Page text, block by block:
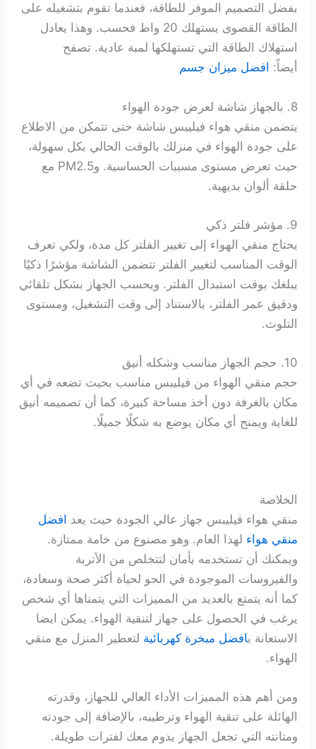
بفضل التصميم الموفر للطاقة، فعندما تقوم بتشغيله على
الطاقة القصوى يستهلك 20 واط فحسب. وهذا يعادل
استهلاك الطاقة التي تستهلكها لمبة عادية. تصفح
أيضاً: افضل ميزان جسم
8. بالجهاز شاشة لعرض جودة الهواء
يتضمن منقي هواء فيليبس شاشة حتى تتمكن من الاطلاع
على جودة الهواء في منزلك بالوقت الحالي بكل سهولة،
حيث تعرض مستوى مسببات الحساسية. وPM2.5 مع
حلقة ألوان بديهية.
9. مؤشر فلتر ذكي
يحتاج منقي الهواء إلى تغيير الفلتر كل مدة، ولكي تعرف
الوقت المناسب لتغيير الفلتر تتضمن الشاشة مؤشرًا ذكيًا
يبلغك بوقت استبدال الفلتر. ويحسب الجهاز بشكل تلقائي
ودقيق عمر الفلتر، بالاستناد إلى وقت التشغيل، ومستوى
التلوث.
10. حجم الجهاز مناسب وشكله أنيق
حجم منقي الهواء من فيليبس مناسب بحيث تضعه في أي
مكان بالغرفة دون أخذ مساحة كبيرة، كما أن تصميمه أنيق
للغاية ويمنح أي مكان يوضع به شكلًا جميلًا.
الخلاصة
منقي هواء فيليبس جهاز عالي الجودة حيث يعد افضل
منقي هواء لهذا العام. وهو مصنوع من خامة ممتازة.
ويمكنك أن تستخدمه بأمان لتتخلص من الأتربة
والفيروسات الموجودة في الجو لحياة أكثر صحة وسعادة،
كما أنه يتمتع بالعديد من المميزات التي يتمناها أي شخص
يرغب في الحصول على جهاز لتنقية الهواء. يمكن ايضا
الاستعانة بافضل مبخرة كهربائية لتعطير المنزل مع منقي
الهواء.
ومن أهم هذه المميزات الأداء العالي للجهاز، وقدرته
الهائلة على تنقية الهواء وترطيبه، بالإضافة إلى جودته
ومتانته التي تجعل الجهاز يدوم معك لفترات طويلة.